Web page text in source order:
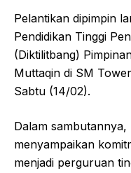
Pelantikan dipimpin
Pendidikan Tinggi
(Diktilitbang)
Muttaqin di SM
Sabtu (14/02).
Dalam sambutannya,
menyampaikan
menjadi perguruan